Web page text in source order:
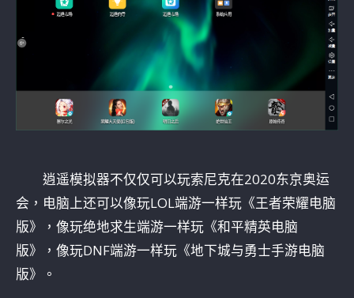
逍遥模拟器不仅仅可以玩索尼克在2020东京奥运
会，电脑上还可以像玩LOL端游一样玩《王者荣耀电脑
版》，像玩绝地求生端游一样玩《和平精英电脑
版》，像玩DNF端游一样玩《地下城与勇士手游电脑
版》。